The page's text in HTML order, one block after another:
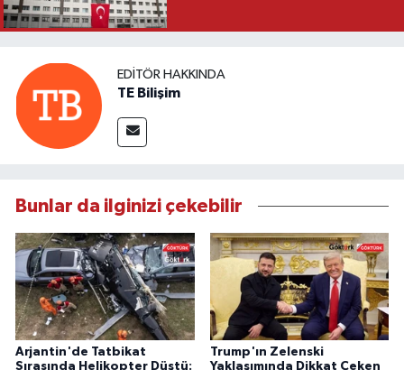
EDITÖR HAKKINDA
TE Bilişim
Bunlar da ilginizi çekebilir
Arjantin'de Tatbikat
Sırasında Helikopter Düştü:
Trump'ın Zelenski
Yaklaşımında Dikkat Çeken